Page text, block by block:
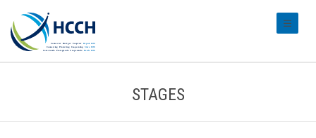
STAGES